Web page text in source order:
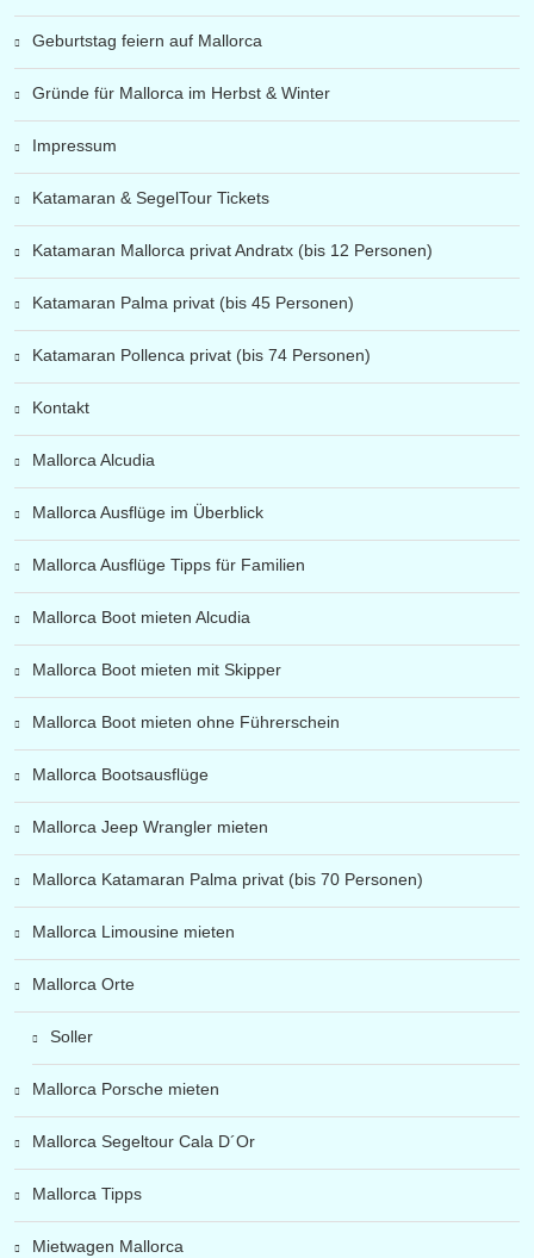
Geburtstag feiern auf Mallorca
Gründe für Mallorca im Herbst & Winter
Impressum
Katamaran & SegelTour Tickets
Katamaran Mallorca privat Andratx (bis 12 Personen)
Katamaran Palma privat (bis 45 Personen)
Katamaran Pollenca privat (bis 74 Personen)
Kontakt
Mallorca Alcudia
Mallorca Ausflüge im Überblick
Mallorca Ausflüge Tipps für Familien
Mallorca Boot mieten Alcudia
Mallorca Boot mieten mit Skipper
Mallorca Boot mieten ohne Führerschein
Mallorca Bootsausflüge
Mallorca Jeep Wrangler mieten
Mallorca Katamaran Palma privat (bis 70 Personen)
Mallorca Limousine mieten
Mallorca Orte
Soller
Mallorca Porsche mieten
Mallorca Segeltour Cala D´Or
Mallorca Tipps
Mietwagen Mallorca